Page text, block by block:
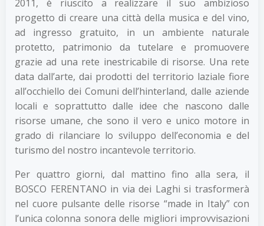
2011, è riuscito a realizzare il suo ambizioso
progetto di creare una città della musica e del vino,
ad ingresso gratuito, in un ambiente naturale
protetto, patrimonio da tutelare e promuovere
grazie ad una rete inestricabile di risorse. Una rete
data dall’arte, dai prodotti del territorio laziale fiore
all’occhiello dei Comuni dell’hinterland, dalle aziende
locali e soprattutto dalle idee che nascono dalle
risorse umane, che sono il vero e unico motore in
grado di rilanciare lo sviluppo dell’economia e del
turismo del nostro incantevole territorio.
Per quattro giorni, dal mattino fino alla sera, il
BOSCO FERENTANO in via dei Laghi si trasformerà
nel cuore pulsante delle risorse “made in Italy” con
l’unica colonna sonora delle migliori improvvisazioni